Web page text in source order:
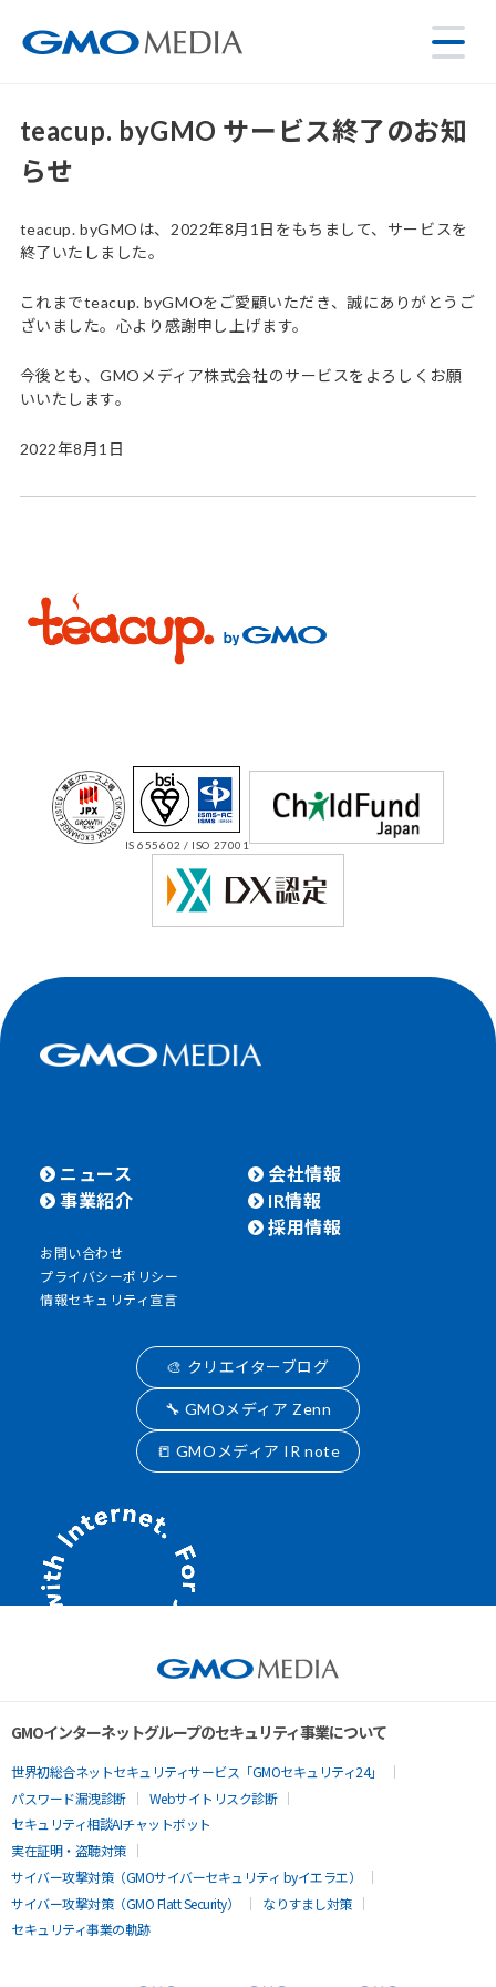
teacup. byGMO サービス終了のお知
らせ
teacup. byGMOは、2022年8月1日をもちまして、サービスを
終了いたしました。
これまでteacup. byGMOをご愛顧いただき、誠にありがとうご
ざいました。心より感謝申し上げます。
今後とも、GMOメディア株式会社のサービスをよろしくお願
いいたします。
2022年8月1日
IS 655602 / ISO 27001
ニュース
事業紹介
会社情報
IR情報
採用情報
お問い合わせ
プライバシーポリシー
情報セキュリティ宣言
🎨 クリエイターブログ
🔧 GMOメディア Zenn
📒 GMOメディア IR note
GMOインターネットグループのセキュリティ事業について
世界初総合ネットセキュリティサービス「GMOセキュリティ24」
パスワード漏洩診断
Webサイトリスク診断
セキュリティ相談AIチャットボット
実在証明・盗聴対策
サイバー攻撃対策（GMOサイバーセキュリティ byイエラエ）
サイバー攻撃対策（GMO Flatt Security）
なりすまし対策
セキュリティ事業の軌跡